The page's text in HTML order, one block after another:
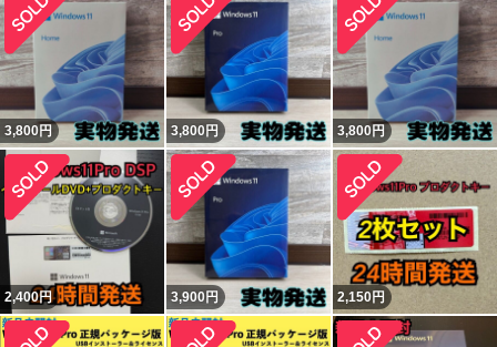
3,800円 3,800円 3,800円
2,400円 3,900円 2,150円